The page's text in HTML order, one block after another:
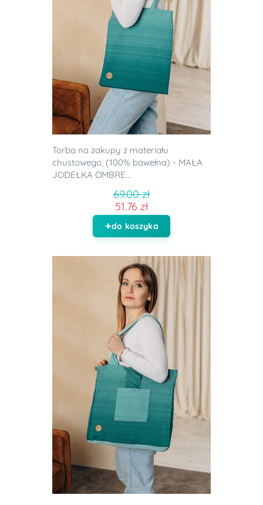
Torba na zakupy z materiału
chustowego, (100% bawełna) - MAŁA
JODEŁKA OMBRE...
69.00 zł
51.76 zł
do koszyka